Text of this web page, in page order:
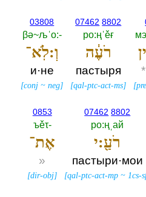
*
[
07462 8802
ро:ңˈěғ
רֹעֶ֔ה
пастыря
[qal-ptc-act-ms]
03808
βә~љˈо:-‎
וְ:לֹֽא־
и·не
[conj ~neg]
07462 8802
ро:ңˌай
רֹעַ֖:י
пастыри·мои
[qal-ptc-act-mp ~1cs-
0853
ъěτ-‎
אֶת־
»
[dir-obj]